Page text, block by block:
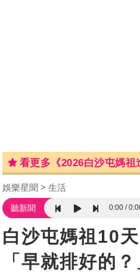
看更多《2026白沙屯媽祖
娛樂星聞 生活
聽新聞 0:00
白沙屯媽祖10
「早就排好的